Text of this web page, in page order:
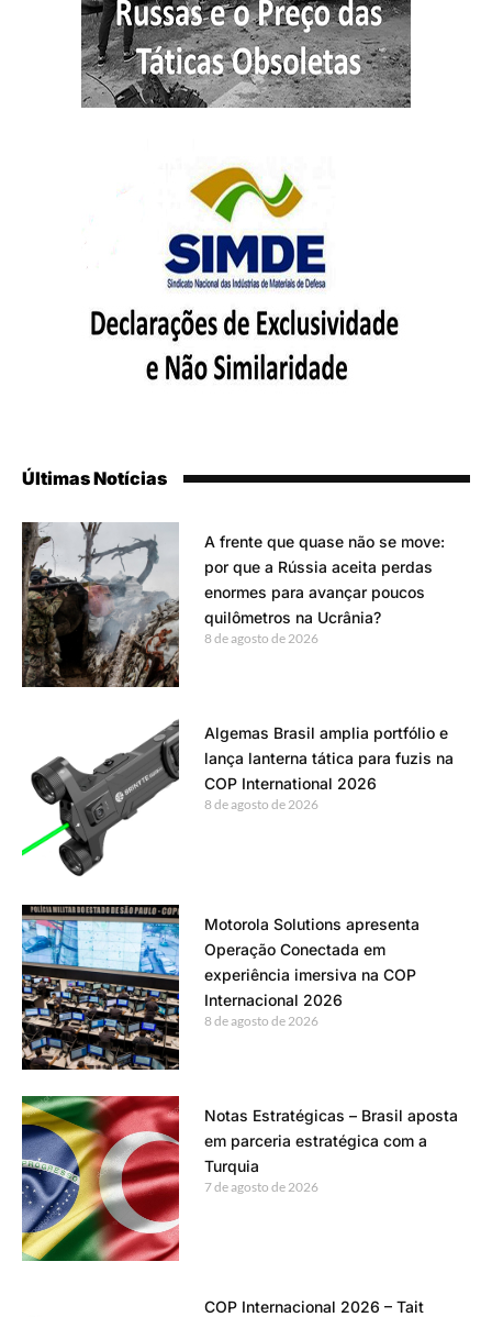
Últimas Notícias
A frente que quase não se move:
por que a Rússia aceita perdas
enormes para avançar poucos
quilômetros na Ucrânia?
8 de agosto de 2026
Algemas Brasil amplia portfólio e
lança lanterna tática para fuzis na
COP International 2026
8 de agosto de 2026
Motorola Solutions apresenta
Operação Conectada em
experiência imersiva na COP
Internacional 2026
8 de agosto de 2026
Notas Estratégicas – Brasil aposta
em parceria estratégica com a
Turquia
7 de agosto de 2026
COP Internacional 2026 – Tait